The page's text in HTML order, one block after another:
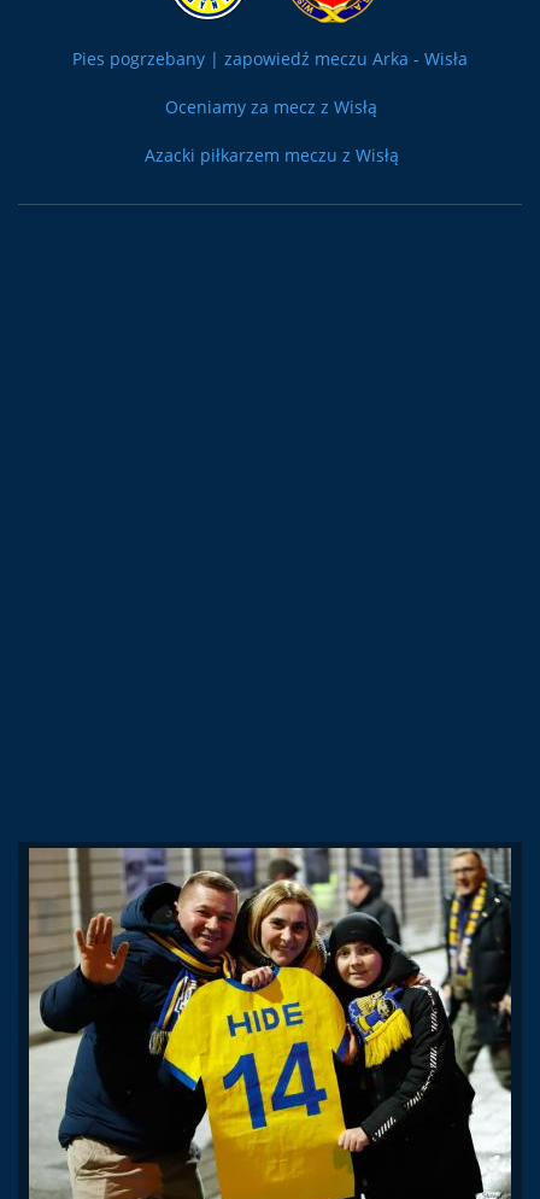
Pies pogrzebany | zapowiedź meczu Arka - Wisła
Oceniamy za mecz z Wisłą
Azacki piłkarzem meczu z Wisłą